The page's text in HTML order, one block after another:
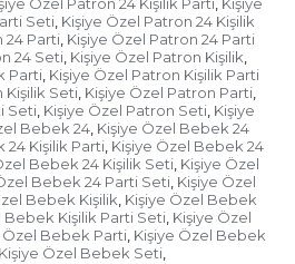
kontrol edilmeden
ekleyin.
kargo görevlisi gitmeden
Herhangi bir hasar varsa
"hasar tespit tutanağı"
ayrılmadan ürünü
,
Seti, Kişiye Özel Patron 24 Kişilik
24 Parti, Kişiye Özel Patron 24 Parti
24 Seti, Kişiye Özel Patron Kişilik,
Parti, Kişiye Özel Patron Kişilik Parti
Kişilik Seti, Kişiye Özel Patron Parti,
Seti, Kişiye Özel Patron Seti, Kişiye
Bebek 24, Kişiye Özel Bebek 24
24 Kişilik Parti, Kişiye Özel Bebek 24
Bebek 24 Kişilik Seti, Kişiye Özel
Bebek 24 Parti Seti, Kişiye Özel
Bebek Kişilik, Kişiye Özel Bebek
Bebek Kişilik Parti Seti, Kişiye Özel
Özel Bebek Parti, Kişiye Özel Bebek
Kişiye Özel Bebek Seti,